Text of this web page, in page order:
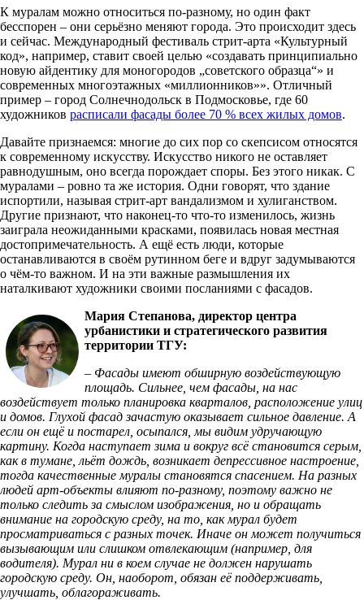
К муралам можно относиться по-разному, но один факт
бесспорен – они серьёзно меняют города. Это происходит здесь
и сейчас. Международный фестиваль стрит-арта «Культурный
код», например, ставит своей целью «создавать принципиально
новую айдентику для моногородов „советского образца“» и
современных многоэтажных «миллионников»». Отличный
пример – город Солнечнодольск в Подмосковье, где 60
художников расписали фасады более 70 % всех жилых домов.
Давайте признаемся: многие до сих пор со скепсисом относятся
к современному искусству. Искусство никого не оставляет
равнодушным, оно всегда порождает споры. Без этого никак. С
муралами – ровно та же история. Одни говорят, что здание
испортили, называя стрит-арт вандализмом и хулиганством.
Другие признают, что наконец-то что-то изменилось, жизнь
заиграла неожиданными красками, появилась новая местная
достопримечательность. А ещё есть люди, которые
останавливаются в своём рутинном беге и вдруг задумываются
о чём-то важном. И на эти важные размышления их
наталкивают художники своими посланиями с фасадов.
Мария Степанова, директор центра
урбанистики и стратегического развития
территории ТГУ:
– Фасады имеют обширную воздействующую
площадь. Сильнее, чем фасады, на нас
воздействует только планировка кварталов, расположение улиц
и домов. Глухой фасад зачастую оказывает сильное давление. А
если он ещё и постарел, осыпался, мы видим удручающую
картину. Когда наступает зима и вокруг всё становится серым,
как в тумане, льёт дождь, возникает депрессивное настроение,
тогда качественные муралы становятся спасением. На разных
людей арт-объекты влияют по-разному, поэтому важно не
только следить за смыслом изображения, но и обращать
внимание на городскую среду, на то, как мурал будет
просматриваться с разных точек. Иначе он может получиться
вызывающим или слишком отвлекающим (например, для
водителя). Мурал ни в коем случае не должен нарушать
городскую среду. Он, наоборот, обязан её поддерживать,
улучшать, облагораживать.